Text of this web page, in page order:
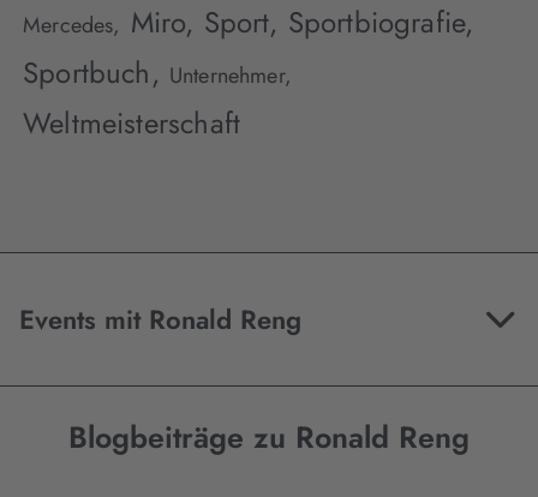
Mercedes, Miro, Sport, Sportbiografie,
Sportbuch, Unternehmer,
Weltmeisterschaft
Events mit Ronald Reng
Blogbeiträge zu Ronald Reng